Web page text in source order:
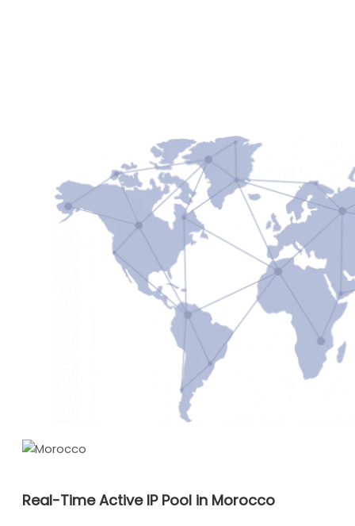
Real-Time Active IP Pool in Morocco